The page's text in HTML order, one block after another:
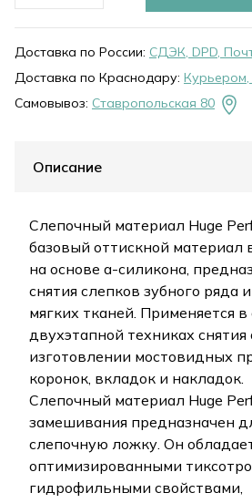
Доставка по России: СДЭК, DPD,
Доставка по Краснодару: Курьером,
Самовывоз: Ставропольская 80
Описание
Слепочный материал Huge
базовый оттискной материал
на основе а-силикона,
снятия слепков зубного
мягких тканей. Применяется
двухэтапной техниках снятия
изготовлении мостовидных
коронок, вкладок и накладок.
Слепочный материал Huge
замешивания предназначен
слепочную ложку. Он
оптимизированными
гидрофильными свойствами,